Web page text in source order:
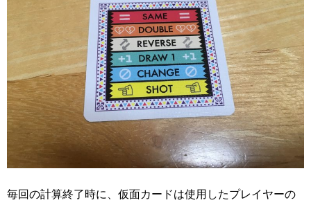
毎回の計算終了時に、仮面カードは使用したプレイヤーの